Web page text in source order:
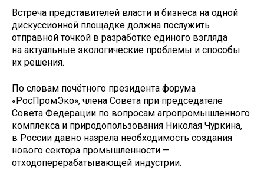
Встреча представителей власти и бизнеса на одной
дискуссионной площадке должна послужить
отправной точкой в разработке единого взгляда
на актуальные экологические проблемы и способы
их решения.
По словам почётного президента форума
«РосПромЭко», члена Совета при председателе
Совета Федерации по вопросам агропромышленного
комплекса и природопользования Николая Чуркина,
в России давно назрела необходимость создания
нового сектора промышленности —
отходоперерабатывающей индустрии.